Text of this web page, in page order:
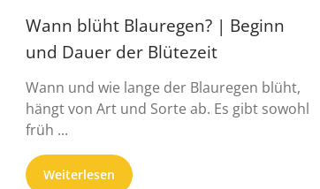
Wann blüht Blauregen? | Beginn
und Dauer der Blütezeit
Wann und wie lange der Blauregen blüht,
hängt von Art und Sorte ab. Es gibt sowohl
früh ...
Weiterlesen